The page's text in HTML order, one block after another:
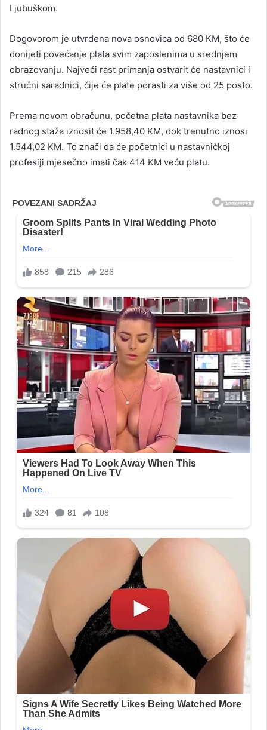
Ljubuškom.
Dogovorom je utvrđena nova osnovica od 680 KM, što će
donijeti povećanje plata svim zaposlenima u srednjem
obrazovanju. Najveći rast primanja ostvarit će nastavnici i
stručni saradnici, čije će plate porasti za više od 25 posto.
Prema novom obračunu, početna plata nastavnika bez
radnog staža iznosit će 1.958,40 KM, dok trenutno iznosi
1.544,02 KM. To znači da će početnici u nastavničkoj
profesiji mjesečno imati čak 414 KM veću platu.